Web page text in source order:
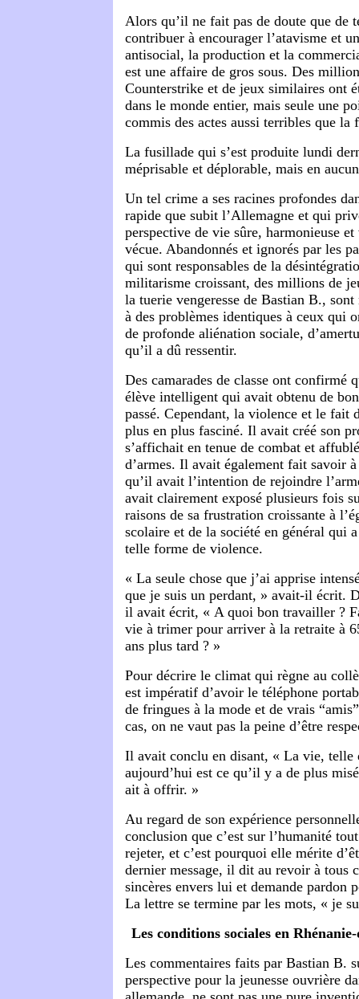
Alors qu’il ne fait pas de doute que de
contribuer à encourager l’atavisme et
antisocial, la production et la
est une affaire de gros sous. Des
Counterstrike et de jeux similaires ont
dans le monde entier, mais seule une
commis des actes aussi terribles que la
La fusillade qui s’est produite lundi
méprisable et déplorable, mais en
Un tel crime a ses racines profondes
rapide que subit l’Allemagne et qui
perspective de vie sûre, harmonieuse et
vécue. Abandonnés et ignorés par les
qui sont responsables de la
militarisme croissant, des millions de
la tuerie vengeresse de Bastian B.,
à des problèmes identiques à ceux qui
de profonde aliénation sociale,
qu’il a dû ressentir.
Des camarades de classe ont confirmé
élève intelligent qui avait obtenu de
passé. Cependant, la violence et le fait
plus en plus fasciné. Il avait créé son
s’affichait en tenue de combat et
d’armes. Il avait également fait savoir à
qu’il avait l’intention de rejoindre
avait clairement exposé plusieurs fois
raisons de sa frustration croissante à
scolaire et de la société en général qui
telle forme de violence.
« La seule chose que j’ai apprise
que je suis un perdant, » avait-il écrit.
il avait écrit, « A quoi bon travailler ?
vie à trimer pour arriver à la retraite à
ans plus tard ? »
Pour décrire le climat qui règne au
est impératif d’avoir le téléphone
de fringues à la mode et de vrais
cas, on ne vaut pas la peine d’être
Il avait conclu en disant, « La vie, telle
aujourd’hui est ce qu’il y a de plus
ait à offrir. »
Au regard de son expérience
conclusion que c’est sur l’humanité
rejeter, et c’est pourquoi elle mérite
dernier message, il dit au revoir à tous
sincères envers lui et demande pardon
La lettre se termine par les mots, « je
Les conditions sociales en
Les commentaires faits par Bastian B.
perspective pour la jeunesse ouvrière